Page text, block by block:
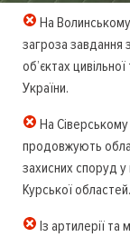
На
загроза завдання
об’єктах
України.
На
продовжують
захисних споруд
Курської областей.
Із артилерії та